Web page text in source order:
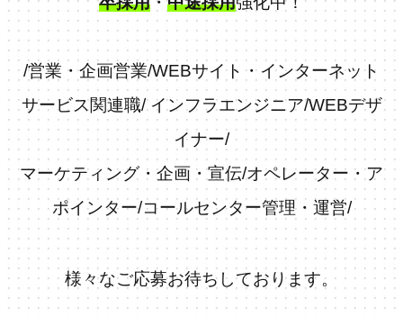
/営業・企画営業/WEBサイト・インターネット
サービス関連職/インフラエンジニア/WEBデザ
イナー/
マーケティング・企画・宣伝/オペレーター・ア
ポインター/コールセンター管理・運営/
様々なご応募お待ちしております。